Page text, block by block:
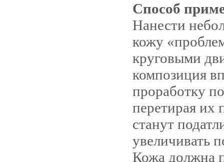
Способ
Нанести
кожу
круговыми
композиция
проработку
перетирая их
станут
увеличивать
Кожа должна